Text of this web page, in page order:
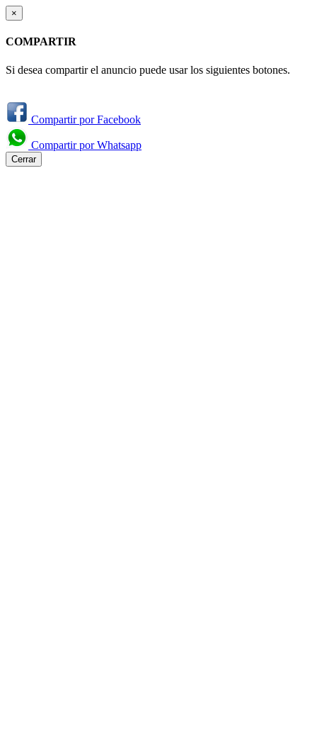
×
COMPARTIR
Si desea compartir el anuncio puede usar los siguientes botones.
Compartir por Facebook
Compartir por Whatsapp
Cerrar